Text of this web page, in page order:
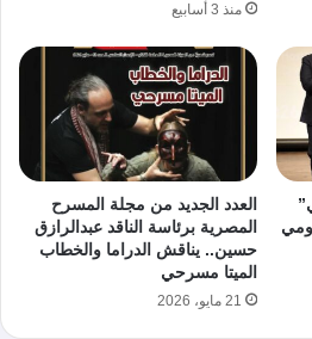
منذ 3 أسابيع
بيومي
العدد الجديد من مجلة المسرح
المصرية برئاسة الناقد عبدالرازق
حسين.. يناقش الدراما والخطاب
الميتا مسرحي
21 مايو، 2026